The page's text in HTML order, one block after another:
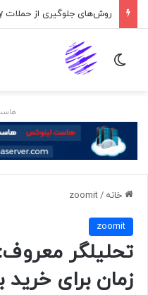
تغییر پوسته
خانه /
zoomit
zoomit
تحلیلگر
زمان برای